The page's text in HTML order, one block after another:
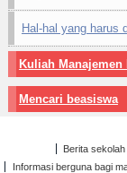
Hal-hal yang harus
Kuliah Manajemen
Mencari beasiswa
Berita
Informasi berguna bagi